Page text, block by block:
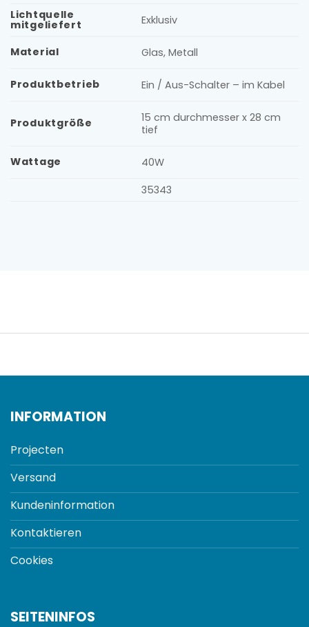
Lichtquelle
mitgeliefert Exklusiv
Material Glas, Metall
Produktbetrieb Ein / Aus-Schalter – im Kabel
Produktgröße
15 cm durchmesser x 28 cm
tief
Wattage
40W
35343
INFORMATION
Projecten
Versand
Kundeninformation
Kontaktieren
Cookies
SEITENINFOS